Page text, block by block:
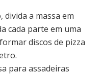
divida a massa em
cada parte em uma
discos de pizza
para assadeiras